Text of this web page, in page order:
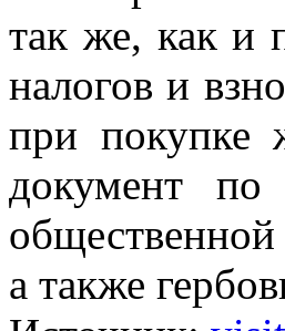
так же, как и
налогов и
при покупке
документ по
а также